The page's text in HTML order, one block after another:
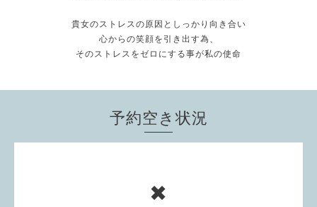
貴女のストレスの原因としっかり向き合い
心からの笑顔を引き出す為、
そのストレスをゼロにする事が私の使命
予約空き状況
✖